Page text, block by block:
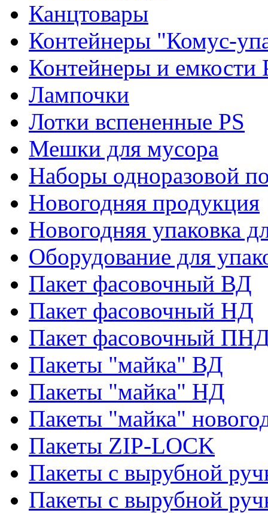
Канцтовары
Контейнеры "Комус-
Контейнеры и емкости
Лампочки
Лотки вспененные PS
Мешки для мусора
Наборы одноразовой
Новогодняя продукция
Новогодняя упаковка
Оборудование для
Пакет фасовочный ВД
Пакет фасовочный НД
Пакет фасовочный
Пакеты "майка" ВД
Пакеты "майка" НД
Пакеты "майка"
Пакеты ZIP-LOCK
Пакеты с вырубной
Пакеты с вырубной